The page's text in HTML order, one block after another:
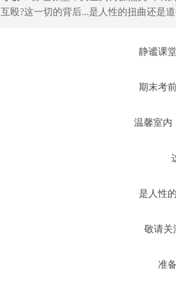
互殴?这一切的背后...是人性的扭曲还是
静谧课
期末考
温馨室内
是人性
敬请关
准